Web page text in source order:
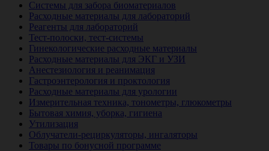
Системы для забора биоматериалов
Расходные материалы для лабораторий
Реагенты для лабораторий
Тест-полоски, тест-системы
Гинекологические расходные материалы
Расходные материалы для ЭКГ и УЗИ
Анестезиология и реанимация
Гастроэнтерология и проктология
Расходные материалы для урологии
Измерительная техника, тонометры, глюкометры
Бытовая химия, уборка, гигиена
Утилизация
Облучатели-рециркуляторы, ингаляторы
Товары по бонусной программе